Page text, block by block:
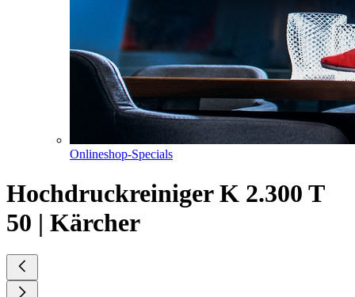
Onlineshop-Specials
Hochdruckreiniger K 2.300 T
50 | Kärcher